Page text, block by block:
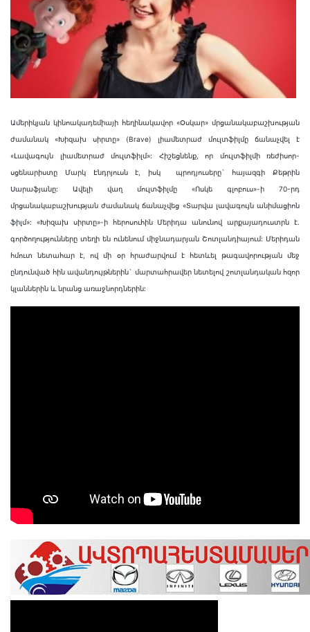
Ամերիկյան կինոակադեմիայի հեղինակավոր «Օսկար» մրցանակաբաշխության
ժամանակ «Խիզախ սիրտը» (Brave) լիամետրաժ մուլտֆիլմը ճանաչվել է
«Լավագույն լիամետրաժ մուլտֆիլմ»: Հիշեցնենք, որ մուլտֆիլմի ռեժիսոր-
սցենարիստը Մարկ Էնդրյուսն է, իսկ պրոդյուսերը` հայազգի Քեթրին
Սարաֆյանը: Ավելի վաղ մուլտֆիլմը «Ոսկե գլոբուս»-ի 70-րդ
մրցանակաբաշխության ժամանակ ճանաչվեց «Տարվա լավագույն անիմացիոն
ֆիլմ»: «Խիզախ սիրտը»-ի հերոսուհին Մերիդա անունով արքայադուստրն է.
գործողությունները տեղի են ունենում միջնադարյան Շոտլանդիայում: Մերիդան
հմուտ նետահար է, ով մի օր հրաժարվում է հետևել թագավորության մեջ
ընդունված հին ավանդույթներին` մարտահրավեր նետելով շոտլանդական հզոր
կլաններին և նրանց առաջնորդներին: